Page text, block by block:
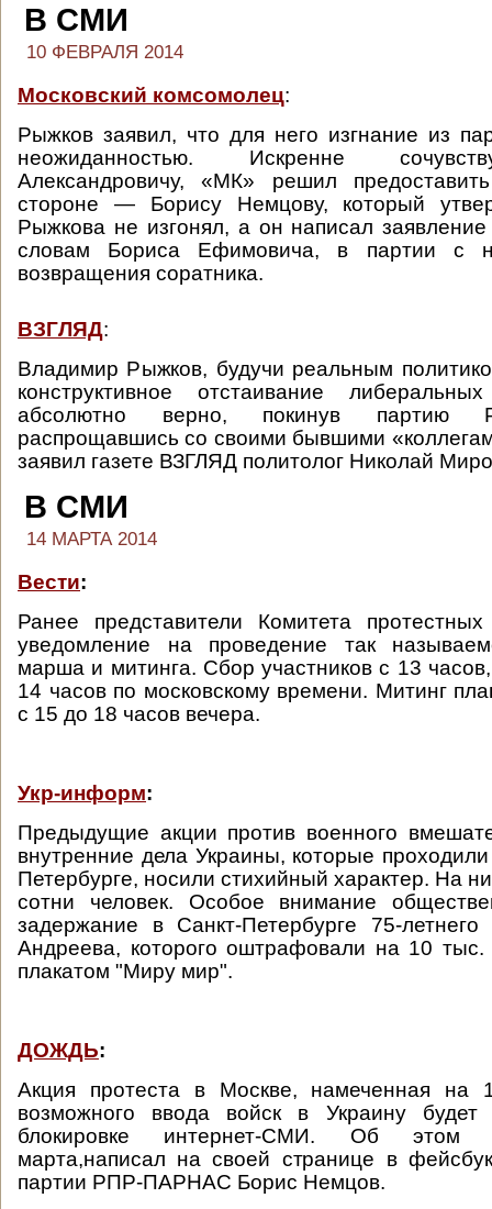
В СМИ
10 ФЕВРАЛЯ 2014
Московский комсомолец:
Рыжков заявил, что для него изгнание из
неожиданностью. Искренне
Александровичу, «МК» решил
стороне — Борису Немцову, который
Рыжкова не изгонял, а он написал
словам Бориса Ефимовича, в партии с
возвращения соратника.
ВЗГЛЯД:
Владимир Рыжков, будучи реальным
конструктивное отстаивание
абсолютно верно, покинув партию
распрощавшись со своими бывшими
заявил газете ВЗГЛЯД политолог Николай
В СМИ
14 МАРТА 2014
Вести:
Ранее представители Комитета
уведомление на проведение так
марша и митинга. Сбор участников с 13
14 часов по московскому времени. Митинг
с 15 до 18 часов вечера.
Укр-информ:
Предыдущие акции против военного
внутренние дела Украины, которые
Петербурге, носили стихийный характер. На
сотни человек. Особое внимание
задержание в Санкт-Петербурге 75-летнего
Андреева, которого оштрафовали на 10 тыс.
плакатом "Миру мир".
ДОЖДЬ:
Акция протеста в Москве, намеченная на
возможного ввода войск в Украину будет
блокировке интернет-СМИ. Об
марта,написал на своей странице в
партии РПР-ПАРНАС Борис Немцов.